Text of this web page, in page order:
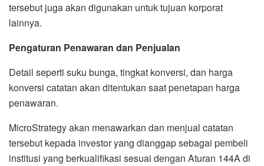
tersebut juga akan digunakan untuk tujuan korporat
lainnya.
Pengaturan Penawaran dan Penjualan
Detail seperti suku bunga, tingkat konversi, dan harga
konversi catatan akan ditentukan saat penetapan harga
penawaran.
MicroStrategy akan menawarkan dan menjual catatan
tersebut kepada investor yang dianggap sebagai pembeli
institusi yang berkualifikasi sesuai dengan Aturan 144A di